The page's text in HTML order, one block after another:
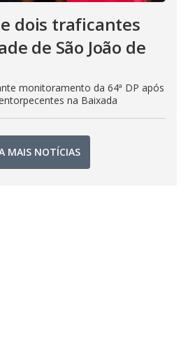
dois traficantes
de São João de
monitoramento da 64ª DP após
na Baixada
MAIS NOTÍCIAS